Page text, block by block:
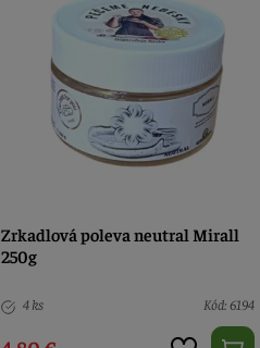
Zrkadlová poleva neutral Mirall
250g
4 ks Kód: 6194